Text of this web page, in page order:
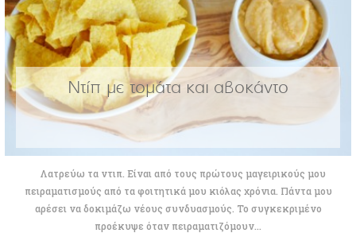
Ντίπ με τομάτα και αβοκάντο
Λατρεύω τα ντιπ. Είναι από τους πρώτους μαγειρικούς μου
πειραματισμούς από τα φοιτητικά μου κιόλας χρόνια. Πάντα μου
αρέσει να δοκιμάζω νέους συνδυασμούς. Το συγκεκριμένο
προέκυψε όταν πειραματιζόμουν...